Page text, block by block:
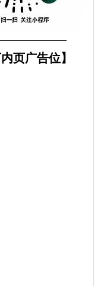
内页广告位】